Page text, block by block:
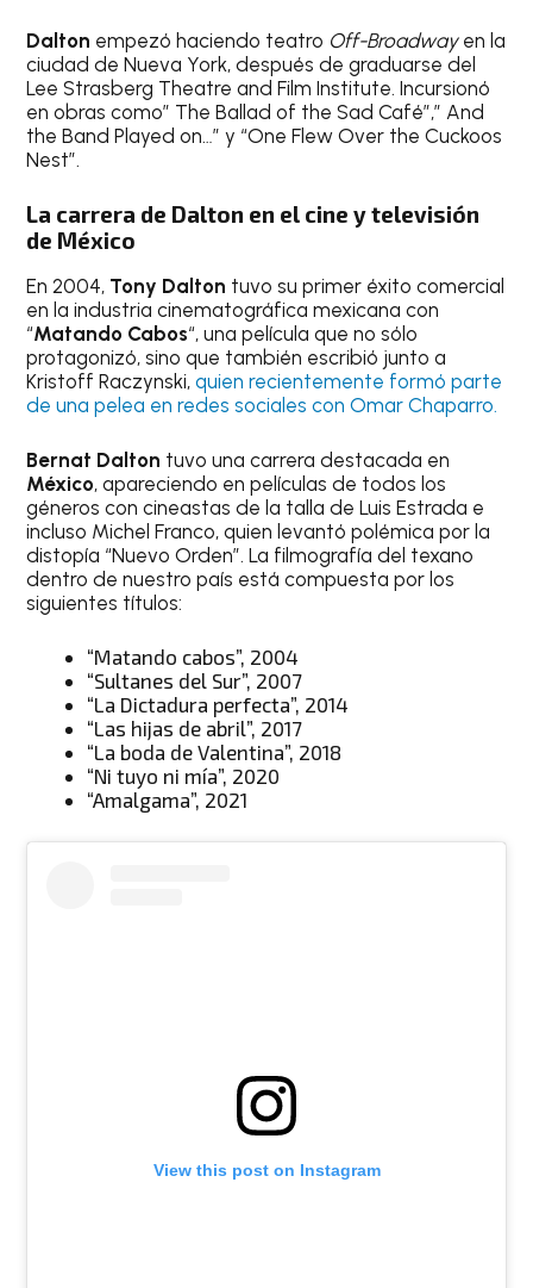
Dalton empezó haciendo teatro Off-Broadwayen la
ciudad de Nueva York, después de graduarse del
Lee Strasberg Theatre and Film Institute. Incursionó
en obras como” The Ballad of the Sad Café”,” And
the Band Played on…” y “One Flew Over the Cuckoos
Nest”.
La carrera de Dalton en el cine y televisión
de México
En 2004, Tony Dalton tuvo su primer éxito comercial
en la industria cinematográfica mexicana con
“Matando Cabos“, una película que no sólo
protagonizó, sino que también escribió junto a
Kristoff Raczynski,quien recientemente formó parte
de una pelea en redes sociales con Omar Chaparro.
Bernat Dalton tuvo una carrera destacada en
México, apareciendo en películas de todos los
géneros con cineastas de la talla de Luis Estrada e
incluso Michel Franco, quien levantó polémica por la
distopía “Nuevo Orden”. La filmografía del texano
dentro de nuestro país está compuesta por los
siguientes títulos:
“Matando cabos”, 2004
“Sultanes del Sur”, 2007
“La Dictadura perfecta”, 2014
“Las hijas de abril”, 2017
“La boda de Valentina”, 2018
“Ni tuyo ni mía”, 2020
“Amalgama”, 2021
View this post on Instagram